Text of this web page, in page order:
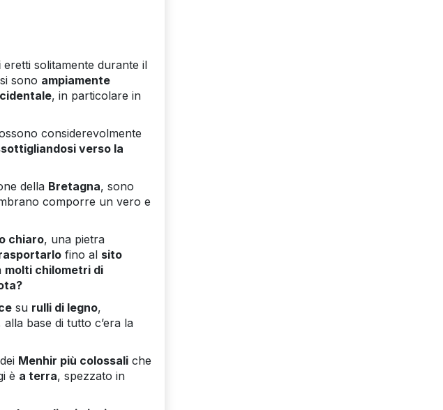
eretti solitamente durante il
sono ampiamente
, in particolare in
considerevolmente
verso la
della Bretagna, sono
comporre un vero e
chiaro, una pietra
fino al sito
molti chilometri di
su rulli di legno,
base di tutto c’era la
Menhir più colossali che
è a terra, spezzato in